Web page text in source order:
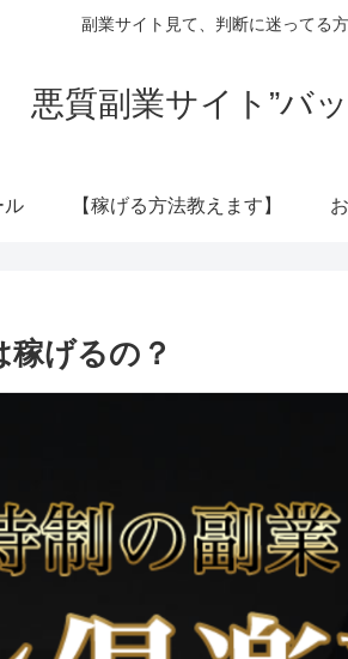
副業サイト見て、判断に迷ってる
悪質副業サイト”バ
ル 【稼げる方法教えます】
げるの？